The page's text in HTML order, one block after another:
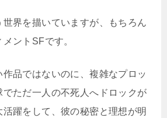
世界を描いていますが、もちろん
ントSFです。
品ではないのに、複雑なプロッ
でただ一人の不死人へドロックが
躍をして、彼の秘密と理想が明